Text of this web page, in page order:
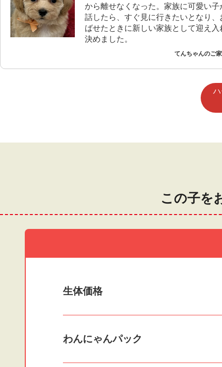
から離せなくなった。家族に可愛い子
話したら、すぐ見に行きたいとなり、
ばせたときに新しい家族として迎え入
決めました。
てんちゃんのご
この子を
生体価格
わんにゃんパック